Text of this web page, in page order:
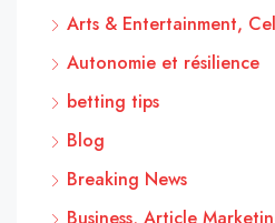
Arts & Entertainment,
Autonomie et résilience
betting tips
Blog
Breaking News